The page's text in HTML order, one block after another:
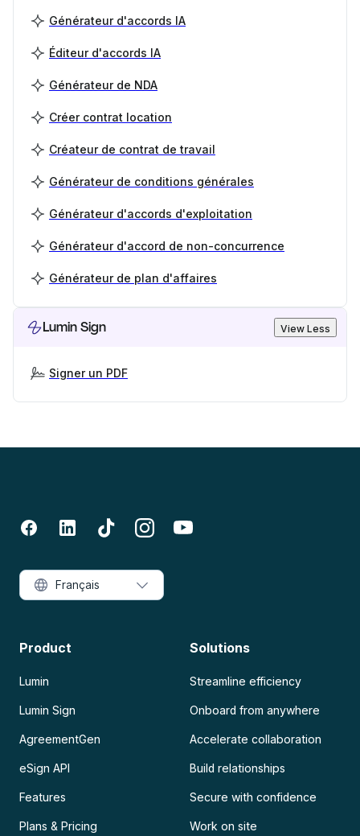
Générateur d'accords IA
Éditeur d'accords IA
Générateur de NDA
Créer contrat location
Créateur de contrat de travail
Générateur de conditions générales
Générateur d'accords d'exploitation
Générateur d'accord de non-concurrence
Générateur de plan d'affaires
Lumin Sign View Less
Signer un PDF
Product
Lumin
Lumin Sign
AgreementGen
eSign API
Features
Plans & Pricing
Solutions
Streamline efficiency
Onboard from anywhere
Accelerate collaboration
Build relationships
Secure with confidence
Work on site
Français